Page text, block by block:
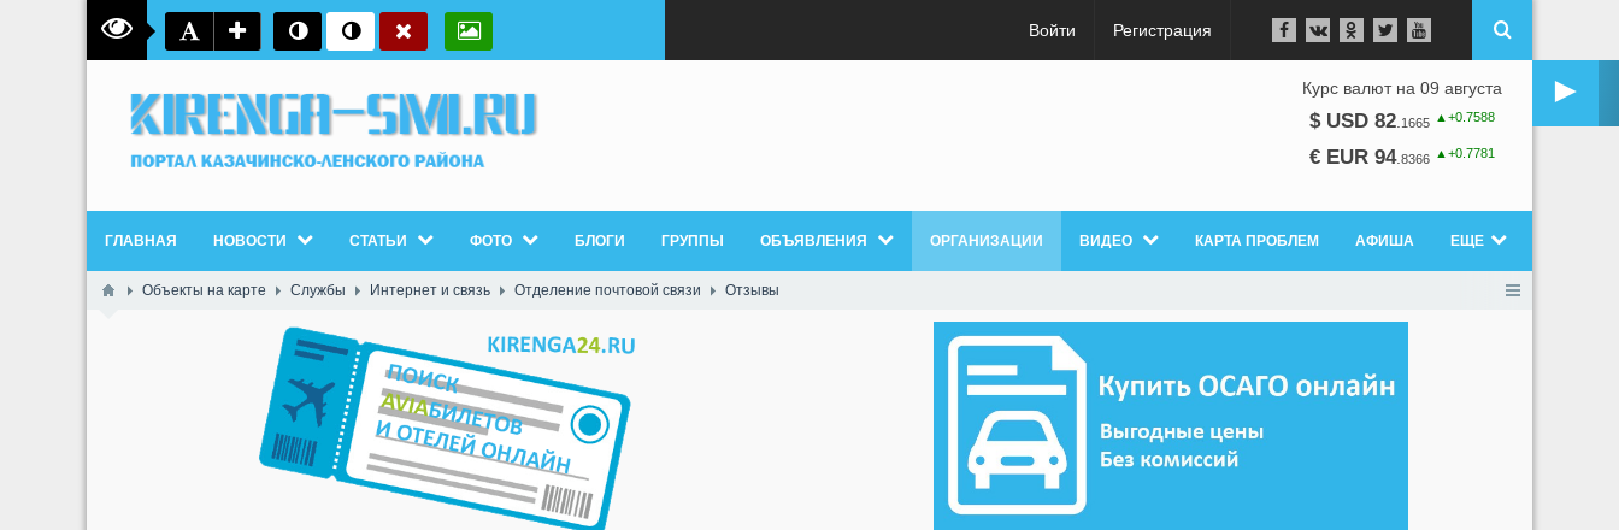
Войти Регистрация
►
Курс валют на 09 августа
$ USD 82 1665 ▲+0.7588
€ EUR 94. 8366 ▲+0.7781
ГЛАВНАЯ НОВОСТИ СТАТЬИ ФОТО БЛОГИ ГРУППЫ ОБЪЯВЛЕНИЯ ОРГАНИЗАЦИИ ВИДЕО КАРТА ПРОБЛЕМ АФИША ЕЩЕ
Объекты на карте Службы Интернет и связь Отделение почтовой связи Отзывы